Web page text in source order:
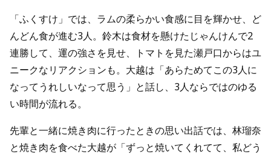
「ふくすけ」では、ラムの柔らかい食感に目を輝かせ、ど
んどん食が進む3人。鈴木は食材を懸けたじゃんけんで2
連勝して、運の強さを見せ、トマトを見た瀬戸口からはユ
ニークなリアクションも。大越は「あらためてこの3人に
なってうれしいなって思う」と話し、3人ならではのゆる
い時間が流れる。
先輩と一緒に焼き肉に行ったときの思い出話では、林瑠奈
と焼き肉を食べた大越が「ずっと焼いてくれてて、私どう